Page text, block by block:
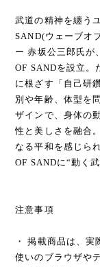
武道の精神を纏う
SAND(ウェーブオ
ー 赤坂公三郎氏が
OF SANDを設立。
に根ざす「自己研
別や年齢、体型を
ザインで、身体の
性と美しさを融合
なる平和を感じら
OF SANDに“動く
注意事項
・ 掲載商品は、
使いのブラウザや